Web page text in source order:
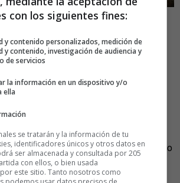
Volvemos a la presentación del
de los pabellones 12 y 14, que
deRicardo Cavolo, unviejo conocido
madrileño ha creado un mural con
en armonía con el trabajo de
unos dibujos que explican a los
se encuentran “un cocodrilo
un mono con 12 plátanos y un
Aitor Saraiba, Santiago
Santiago Talavera y Gabriel Moreno
que perdurarán en las paredes y
una vez que el Mulafest cierre sus
con los siguientes fines:
y contenido personalizados, medición de
y contenido, investigación de audiencia y
de servicios
la información en un dispositivo y/o
ella
se tratarán y la información de tu
identificadores únicos y otros datos en
ser almacenada y consultada por 205
con ellos, o bien usada
este sitio. Tanto nosotros como